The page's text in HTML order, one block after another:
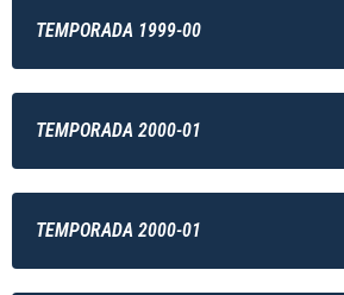
TEMPORADA 1999-00
TEMPORADA 2000-01
TEMPORADA 2000-01